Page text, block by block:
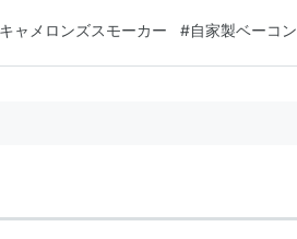
フツするくらいで炊いていきます。 良い
ック…
キャメロンズスモーカー #自家製ベーコン